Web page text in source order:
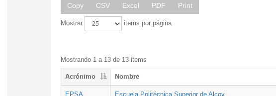
Copy CSV Excel PDF Print
Mostrar items por página
Mostrando 1 a 13 de 13 items
Acrónimo Nombre
EPSA Escuela Politécnica Superior de Alcoy